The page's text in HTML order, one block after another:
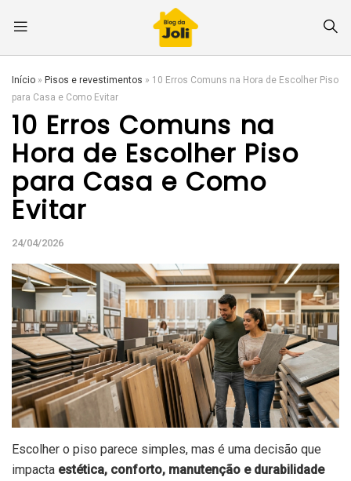
Início » Pisos e revestimentos » 10 Erros Comuns na Hora de Escolher Piso
para Casa e Como Evitar
10 Erros Comuns na
Hora de Escolher Piso
para Casa e Como
Evitar
24/04/2026
Escolher o piso parece simples, mas é uma decisão que
impacta estética, conforto, manutenção e durabilidade